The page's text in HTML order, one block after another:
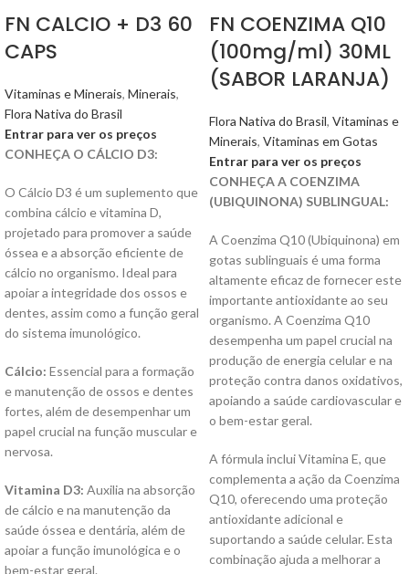
FN CALCIO + D3 60
CAPS
Vitaminas e Minerais, Minerais,
Flora Nativa do Brasil
Entrar para ver os preços
CONHEÇA O CÁLCIO D3:
O Cálcio D3 é um suplemento que
combina cálcio e vitamina D,
projetado para promover a saúde
óssea e a absorção eficiente de
cálcio no organismo. Ideal para
apoiar a integridade dos ossos e
dentes, assim como a função geral
do sistema imunológico.
Cálcio: Essencial para a formação
e manutenção de ossos e dentes
fortes, além de desempenhar um
papel crucial na função muscular e
nervosa.
Vitamina D3: Auxilia na absorção
de cálcio e na manutenção da
saúde óssea e dentária, além de
apoiar a função imunológica e o
bem-estar geral.
FN COENZIMA Q10
(100mg/ml) 30ML
(SABOR LARANJA)
Flora Nativa do Brasil, Vitaminas e
Minerais, Vitaminas em Gotas
Entrar para ver os preços
CONHEÇA A COENZIMA
(UBIQUINONA) SUBLINGUAL:
A Coenzima Q10 (Ubiquinona) em
gotas sublinguais é uma forma
altamente eficaz de fornecer este
importante antioxidante ao seu
organismo. A Coenzima Q10
desempenha um papel crucial na
produção de energia celular e na
proteção contra danos oxidativos,
apoiando a saúde cardiovascular e
o bem-estar geral.
A fórmula inclui Vitamina E, que
complementa a ação da Coenzima
Q10, oferecendo uma proteção
antioxidante adicional e
suportando a saúde celular. Esta
combinação ajuda a melhorar a